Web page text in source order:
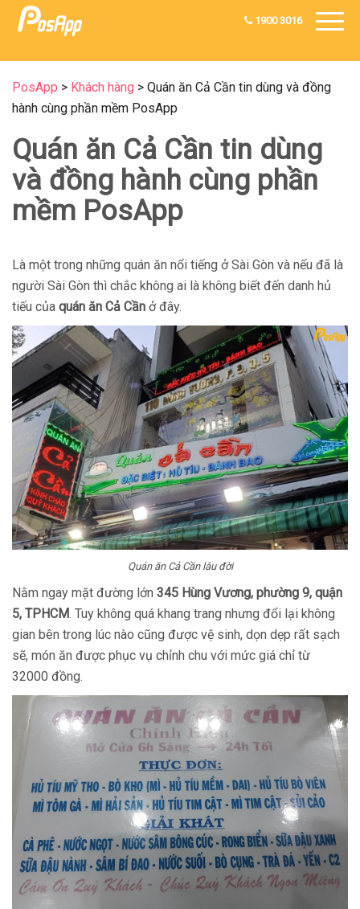
1900 3016
PosApp > Khách hàng > Quán ăn Cả Cần tin dùng và đồng
hành cùng phần mềm PosApp
Quán ăn Cả Cần tin dùng
và đồng hành cùng phần
mềm PosApp
Là một trong những quán ăn nổi tiếng ở Sài Gòn và nếu đã là
người Sài Gòn thì chắc không ai là không biết đến danh hủ
tiếu của quán ăn Cả Cần ở đây.
Quán ăn Cả Cần lâu đời
Nằm ngay mặt đường lớn 345 Hùng Vương, phường 9, quận
5, TPHCM. Tuy không quá khang trang nhưng đổi lại không
gian bên trong lúc nào cũng được vệ sinh, dọn dẹp rất sạch
sẽ, món ăn được phục vụ chỉnh chu với mức giá chỉ từ
32000 đồng.